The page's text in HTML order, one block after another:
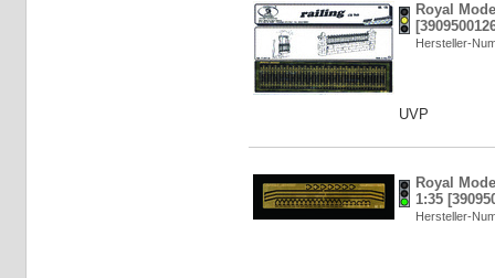
Royal
Hersteller-
UVP
Royal
1:35
Hersteller-